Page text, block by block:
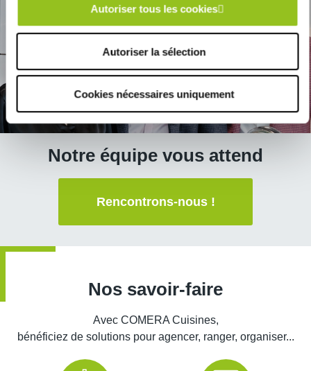
Autoriser tous les cookies
Autoriser la sélection
Cookies nécessaires uniquement
Notre équipe vous attend
Rencontrons-nous !
Nos savoir-faire
Avec COMERA Cuisines,
bénéficiez de solutions pour agencer, ranger, organiser...